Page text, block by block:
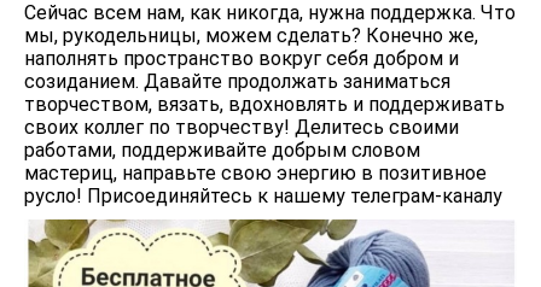
Сейчас всем нам, как никогда, нужна поддержка. Что
мы, рукодельницы, можем сделать? Конечно же,
наполнять пространство вокруг себя добром и
созиданием. Давайте продолжать заниматься
творчеством, вязать, вдохновлять и поддерживать
своих коллег по творчеству! Делитесь своими
работами, поддерживайте добрым словом
мастериц, направьте свою энергию в позитивное
русло! Присоединяйтесь к нашему телеграм-каналу